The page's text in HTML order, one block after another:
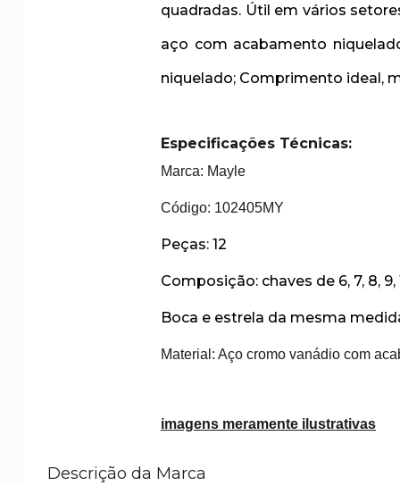
quadradas. Útil em vários
aço com acabamento
niquelado; Comprimento ideal,
Especificações Técnicas:
Marca: Mayle
Código: 102405MY
Peças:
Composição: chaves de 6, 7, 8, 9,
Boca e estrela da mesma
Material: Aço cromo vanádio com
imagens meramente ilustrativas
Descrição da Marca